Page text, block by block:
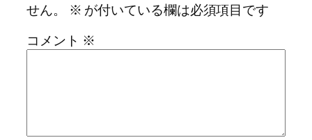
せん。
※ が付いている欄は必須項目です
コメント ※